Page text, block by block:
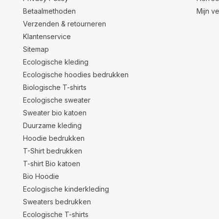
Betaalmethoden
Verzenden & retourneren
Klantenservice
Sitemap
Ecologische kleding
Ecologische hoodies bedrukken
Biologische T-shirts
Ecologische sweater
Sweater bio katoen
Duurzame kleding
Hoodie bedrukken
T-Shirt bedrukken
T-shirt Bio katoen
Bio Hoodie
Ecologische kinderkleding
Sweaters bedrukken
Ecologische T-shirts
Mijn